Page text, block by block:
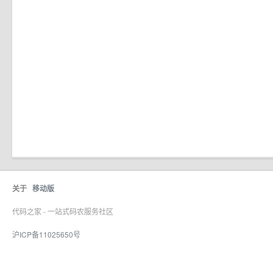
关于 移动版
代码之家 - 一站式码农服务社区
沪ICP备11025650号